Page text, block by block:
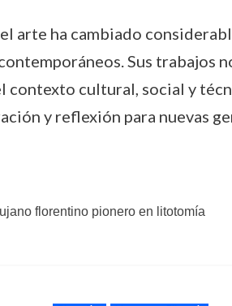
arte ha cambiado
Sus trabajos
cultural, social y
y reflexión para nuevas
florentino pionero en litotomía